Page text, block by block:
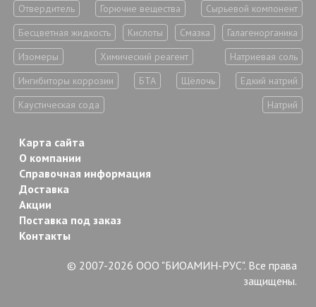
Отвердитель
Горючие вещества
Сырьевой компонент
Бесцветная жидкость
Кислоты Смазка
Галагенорганика
Изомеры
Химический реагент
Натриевая соль
Ингибиторы коррозии
БТА Щёлочь
Едкий натрий
Каустическая сода
Натрий
Карта сайта
О компании
Справочная информация
Доставка
Акции
Поставка под заказ
Контакты
© 2007-2026 ООО "БИОАМИН-РУС". Все права
защищены.